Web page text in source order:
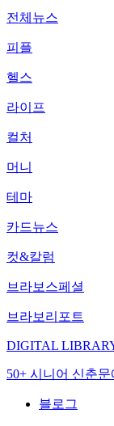
전체뉴스
피플
헬스
라이프
컬처
머니
테마
카드뉴스
컷&칼럼
브라보스페셜
브라보리포트
DIGITAL
50+ 시니어 신춘문
블로그